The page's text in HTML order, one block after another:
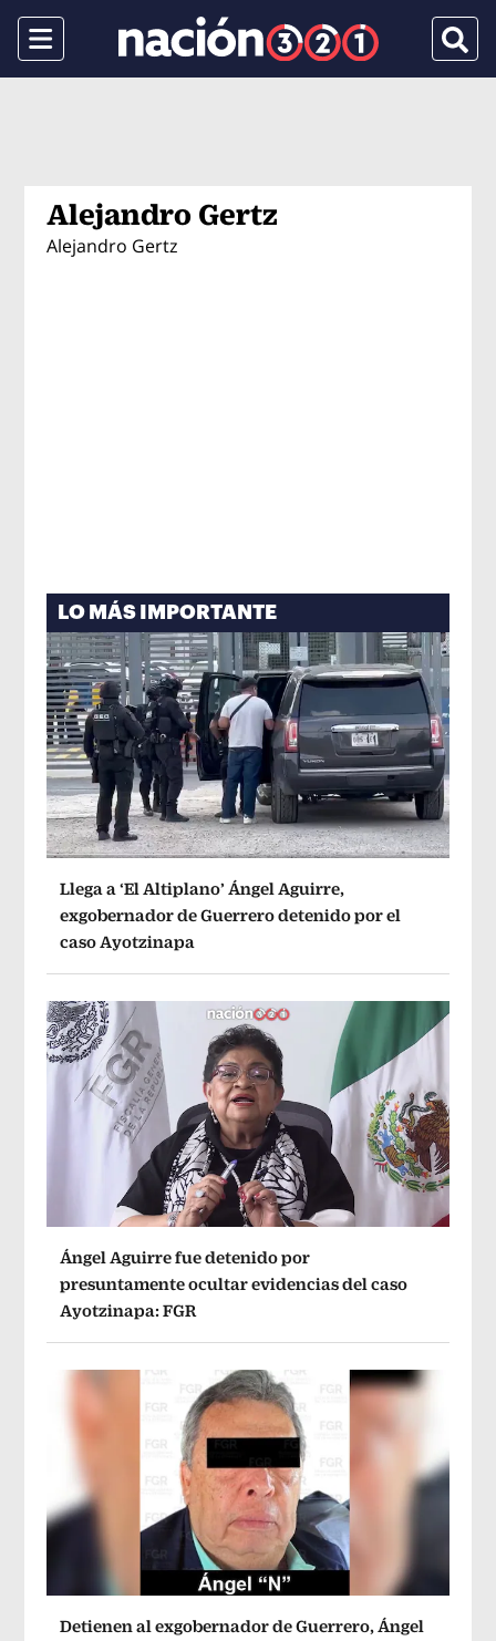
Menu
Alejandro Gertz
Alejandro Gertz
LO MÁS IMPORTANTE
Llega a ‘El Altiplano’ Ángel Aguirre,
exgobernador de Guerrero detenido por el
caso Ayotzinapa
Ángel Aguirre fue detenido por
presuntamente ocultar evidencias del caso
Ayotzinapa: FGR
Detienen al exgobernador de Guerrero, Ángel